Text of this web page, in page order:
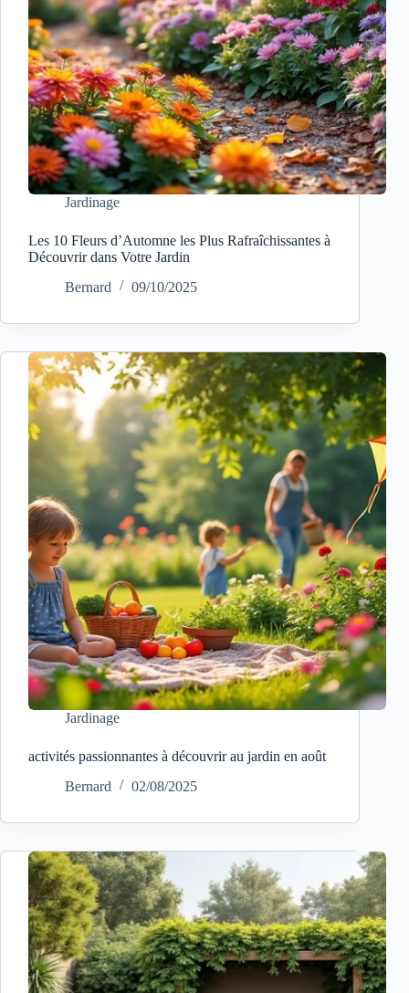
Jardinage
Les 10 Fleurs d’Automne les Plus Rafraîchissantes à
Découvrir dans Votre Jardin
Bernard
09/10/2025
Jardinage
activités passionnantes à découvrir au jardin en août
Bernard
02/08/2025